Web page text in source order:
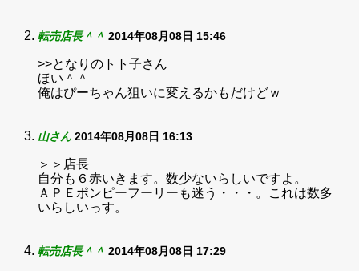
転売店長＾＾ 2014年08月08日 15:46
>>となりのトト子さん
ほい＾＾
俺はぴーちゃん狙いに変えるかもだけどｗ
山さん 2014年08月08日 16:13
＞＞店長
自分も６赤いきます。数少ないらしいですよ。
ＡＰＥポンピーフーリーも迷う・・・。これは数多
いらしいっす。
転売店長＾＾ 2014年08月08日 17:29